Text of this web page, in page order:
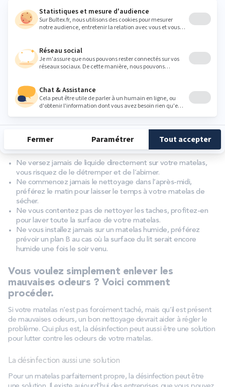
ressentirez toute l’humidité de ce dernier et la chaleur des corps
aura pour effet d’aider au développement des mauvaises odeurs
et bactéries.
Assurez-vous donc d’opter pour un nettoyage de votre matelas
plutôt un jour de beau temps et de préférence au printemps ou en
été afin de faciliter le séchage. Ce n’est qu’une fois votre matelas
nouveau.
Les erreurs à ne pas faire quand vous
nettoyez un matelas
Si vous vous demandez comment nettoyer votre matelas de
manière optimale, voici quelques erreurs à ne pas faire :
Ne versez jamais de liquide directement sur votre matelas,
vous risquez de le détremper et de l’abimer.
Ne commencez jamais le nettoyage dans l’après-midi,
préférez le matin pour laisser le temps à votre matelas de
sécher.
Ne vous contentez pas de nettoyer les taches, profitez-en
pour laver toute la surface de votre matelas.
Ne vous installez jamais sur un matelas humide, préférez
prévoir un plan B au cas où la surface du lit serait encore
humide une fois le soir venu.
Vous voulez simplement enlever les
mauvaises odeurs ? Voici comment
procéder.
Si votre matelas n’est pas forcément taché, mais qu’il est présent
de mauvaises odeurs, un bon nettoyage devrait aider à régler le
problème. Qui plus est, la désinfection peut aussi être une solution
pour lutter contre les odeurs de votre matelas.
La désinfection aussi une solution
Pour un matelas parfaitement propre, la désinfection peut être